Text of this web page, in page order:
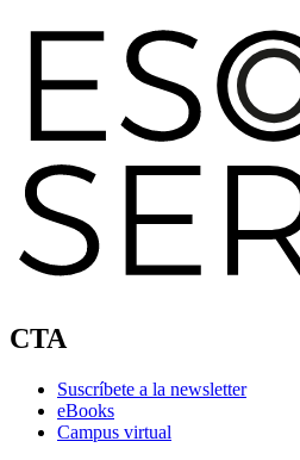
CTA
Suscríbete a la newsletter
eBooks
Campus virtual